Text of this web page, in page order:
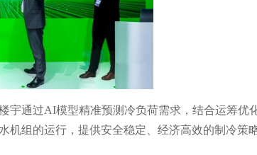
宇通过AI模型精准预测冷负荷需求，结合运筹优
组的运行，提供安全稳定、经济高效的制冷策略